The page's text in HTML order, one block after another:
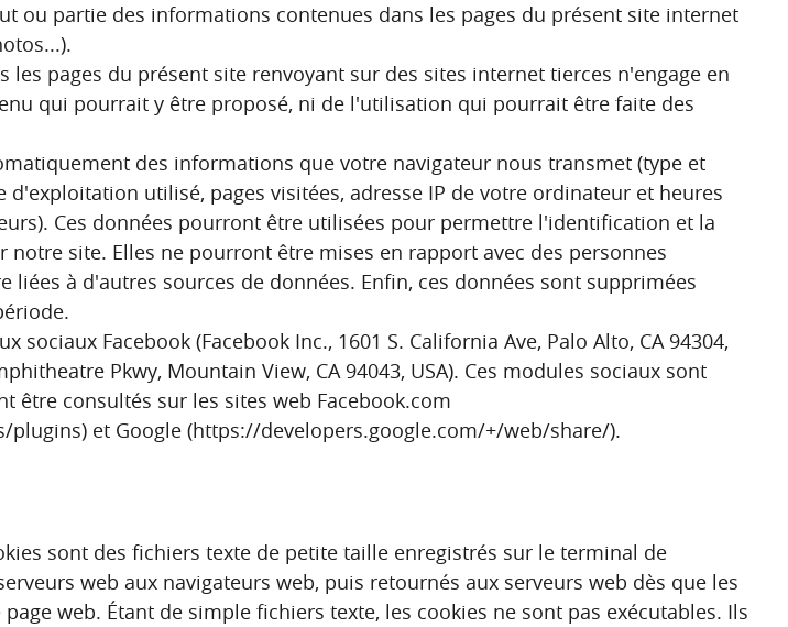
ou partie des informations contenues dans les pages du présent site internet
les pages du présent site renvoyant sur des sites internet tierces n'engage en
qui pourrait y être proposé, ni de l'utilisation qui pourrait être faite des
des informations que votre navigateur nous transmet (type et
utilisé, pages visitées, adresse IP de votre ordinateur et heures
Ces données pourront être utilisées pour permettre l'identification et la
site. Elles ne pourront être mises en rapport avec des personnes
liées à d'autres sources de données. Enfin, ces données sont supprimées
sociaux Facebook (Facebook Inc., 1601 S. California Ave, Palo Alto, CA 94304,
Pkwy, Mountain View, CA 94043, USA). Ces modules sociaux sont
être consultés sur les sites web Facebook.com
et Google (https://developers.google.com/+/web/share/).
sont des fichiers texte de petite taille enregistrés sur le terminal de
web aux navigateurs web, puis retournés aux serveurs web dès que les
web. Étant de simple fichiers texte, les cookies ne sont pas exécutables. Ils